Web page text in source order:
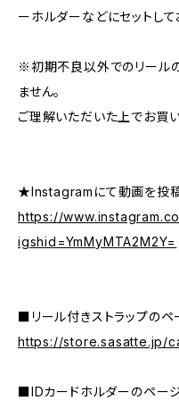
ーホルダーなどにセットして
※初期不良以外でのリール
ません。
ご理解いただいた上でお買い
★Instagramにて動画を投
https://
igshid=YmMyMTA2M2Y=
■リール付きストラップのペ
https://store.sasatte.jp/
■IDカードホルダーのペー